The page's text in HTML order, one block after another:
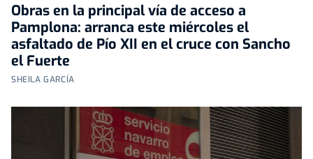
Obras en la principal vía de acceso a
Pamplona: arranca este miércoles el
asfaltado de Pío XII en el cruce con Sancho
el Fuerte
SHEILA GARCÍA